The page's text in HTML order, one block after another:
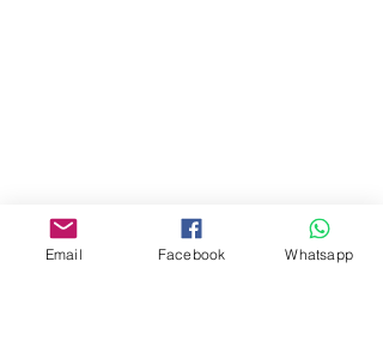
275A, 2/F, Ins Point
Mall,Nathan Road 534-538,
Email Facebook Whatsapp